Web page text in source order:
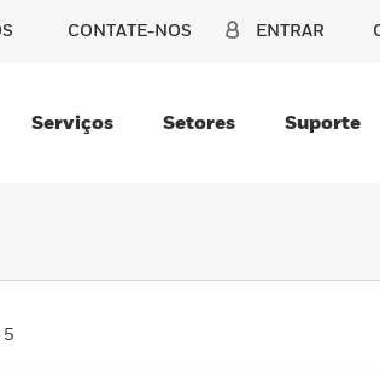
CONTATE-NOS ENTRAR
Serviços Setores Suporte
5